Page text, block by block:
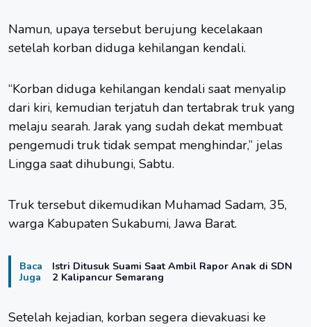
Namun, upaya tersebut berujung kecelakaan
setelah korban diduga kehilangan kendali.
“Korban diduga kehilangan kendali saat menyalip
dari kiri, kemudian terjatuh dan tertabrak truk yang
melaju searah. Jarak yang sudah dekat membuat
pengemudi truk tidak sempat menghindar,” jelas
Lingga saat dihubungi, Sabtu.
Truk tersebut dikemudikan Muhamad Sadam, 35,
warga Kabupaten Sukabumi, Jawa Barat.
Baca
Juga
Istri Ditusuk Suami Saat Ambil Rapor Anak di SDN
2 Kalipancur Semarang
Setelah kejadian, korban segera dievakuasi ke